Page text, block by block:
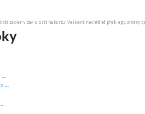
za den v závislosti na kurzu. Veškeré nechtěné překlepy, změny
...